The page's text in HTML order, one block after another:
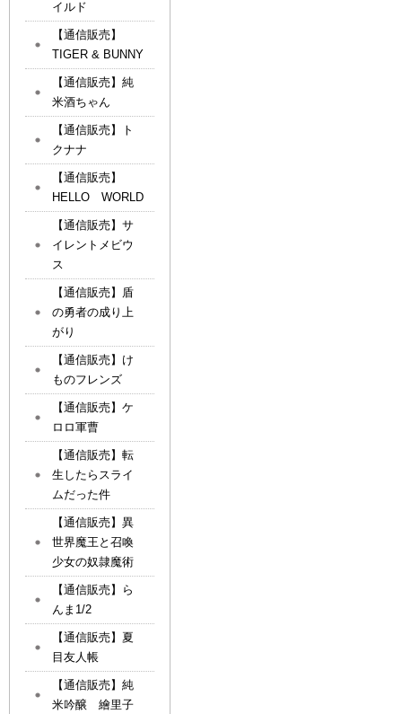
イルド
【通信販売】
TIGER & BUNNY
【通信販売】純
米酒ちゃん
【通信販売】ト
クナナ
【通信販売】
HELLO WORLD
【通信販売】サ
イレントメビウ
ス
【通信販売】盾
の勇者の成り上
がり
【通信販売】け
ものフレンズ
【通信販売】ケ
ロロ軍曹
【通信販売】転
生したらスライ
ムだった件
【通信販売】異
世界魔王と召喚
少女の奴隷魔術
【通信販売】ら
んま1/2
【通信販売】夏
目友人帳
【通信販売】純
米吟醸 繪里子